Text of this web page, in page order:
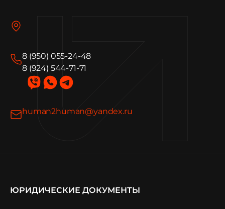
8 (924) 544-71-71
8 (950) 055-24-48
human2human@yandex.ru
ЮРИДИЧЕСКИЕ ДОКУМЕНТЫ